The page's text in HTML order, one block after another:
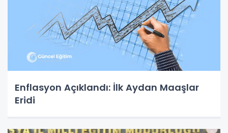
Enflasyon Açıklandı: İlk Aydan Maaşlar
Eridi